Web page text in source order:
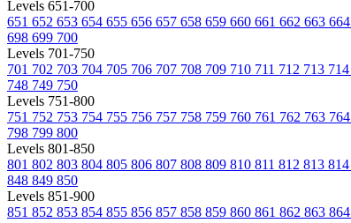
Levels 651-700
651 652 653 654 655 656 657 658 659 660 661 662 663 664
698 699 700
Levels 701-750
701 702 703 704 705 706 707 708 709 710 711 712 713 714
748 749 750
Levels 751-800
751 752 753 754 755 756 757 758 759 760 761 762 763 764
798 799 800
Levels 801-850
801 802 803 804 805 806 807 808 809 810 811 812 813 814
848 849 850
Levels 851-900
851 852 853 854 855 856 857 858 859 860 861 862 863 864